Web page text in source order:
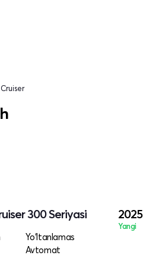
300 Seriyasi
Yo‘ltanlamas
Avtomat
2025
Yangi